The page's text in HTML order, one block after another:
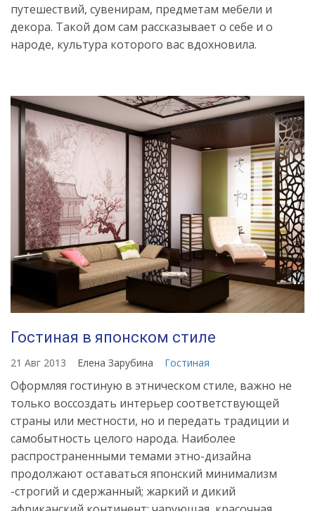
путешествий, сувенирам, предметам мебели и
декора. Такой дом сам рассказывает о себе и о
народе, культура которого вас вдохновила.
Источник:https://womanadvice.ru/etno-
stil-
interere-
vse-
tonkosti-
dlya-
oformleniya-
dizayna
Гостиная в японском стиле
21 Авг 2013 Елена Зарубина Гостиная
Оформляя гостиную в этническом стиле, важно не
только воссоздать интерьер соответствующей
страны или местности, но и передать традиции и
самобытность целого народа. Наиболее
распространенными темами этно-дизайна
продолжают оставаться японский минимализм
-строгий и сдержанный; жаркий и дикий